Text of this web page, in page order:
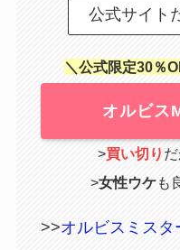
公式サイト
＼公式限定30％
オルビス
>買い切り
>女性ウケも
>>オルビスミスタ